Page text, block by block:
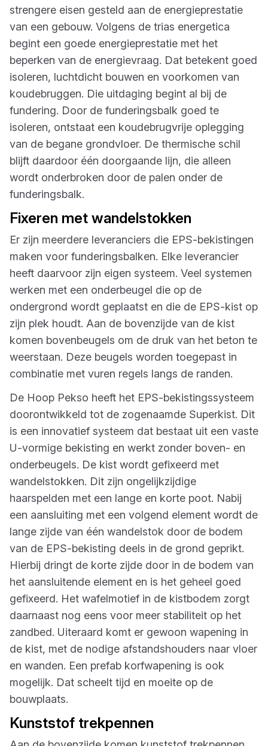
strengere eisen gesteld aan de energieprestatie
van een gebouw. Volgens de trias energetica
begint een goede energieprestatie met het
beperken van de energievraag. Dat betekent goed
isoleren, luchtdicht bouwen en voorkomen van
koudebruggen. Die uitdaging begint al bij de
fundering. Door de funderingsbalk goed te
isoleren, ontstaat een koudebrugvrije oplegging
van de begane grondvloer. De thermische schil
blijft daardoor één doorgaande lijn, die alleen
wordt onderbroken door de palen onder de
funderingsbalk.
Fixeren met wandelstokken
Er zijn meerdere leveranciers die EPS-bekistingen
maken voor funderingsbalken. Elke leverancier
heeft daarvoor zijn eigen systeem. Veel systemen
werken met een onderbeugel die op de
ondergrond wordt geplaatst en die de EPS-kist op
zijn plek houdt. Aan de bovenzijde van de kist
komen bovenbeugels om de druk van het beton te
weerstaan. Deze beugels worden toegepast in
combinatie met vuren regels langs de randen.
De Hoop Pekso heeft het EPS-bekistingssysteem
doorontwikkeld tot de zogenaamde Superkist. Dit
is een innovatief systeem dat bestaat uit een vaste
U-vormige bekisting en werkt zonder boven- en
onderbeugels. De kist wordt gefixeerd met
wandelstokken. Dit zijn ongelijkzijdige
haarspelden met een lange en korte poot. Nabij
een aansluiting met een volgend element wordt de
lange zijde van één wandelstok door de bodem
van de EPS-bekisting deels in de grond geprikt.
Hierbij dringt de korte zijde door in de bodem van
het aansluitende element en is het geheel goed
gefixeerd. Het wafelmotief in de kistbodem zorgt
daarnaast nog eens voor meer stabiliteit op het
zandbed. Uiteraard komt er gewoon wapening in
de kist, met de nodige afstandshouders naar vloer
en wanden. Een prefab korfwapening is ook
mogelijk. Dat scheelt tijd en moeite op de
bouwplaats.
Kunststof trekpennen